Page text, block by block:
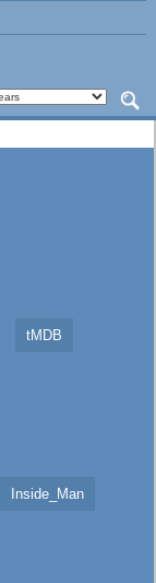
tMDB
Inside_Man